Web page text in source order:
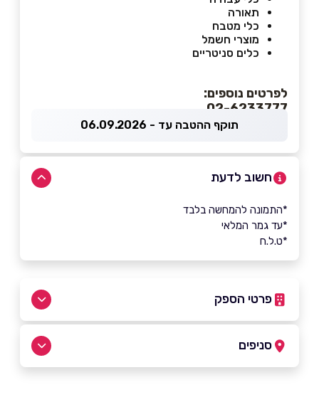
תאורה
כלי מטבח
מוצרי חשמל
כלים סניטריים
לפרטים נוספים:
02-6233777
תוקף ההטבה עד - 06.09.2026
חשוב לדעת
*התמונה להמחשה בלבד
*עד גמר המלאי
*ט.ל.ח
פרטי הספק
סניפים